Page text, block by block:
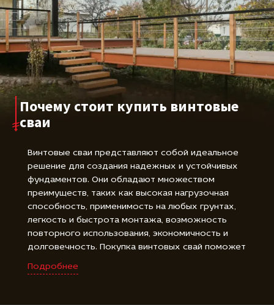
Почему стоит купить винтовые
сваи
Винтовые сваи представляют собой идеальное
решение для создания надежных и устойчивых
фундаментов. Они обладают множеством
преимуществ, таких как высокая нагрузочная
способность, применимость на любых грунтах,
легкость и быстрота монтажа, возможность
повторного использования, экономичность и
долговечность. Покупка винтовых свай поможет
сэкономить время и ресурсы, упростить процесс
строительства, обеспечить долговечность и
Подробнее